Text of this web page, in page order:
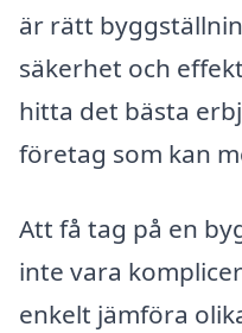
är rätt
säkerhet och
hitta det bästa
företag som kan
Att få tag på en
inte vara
enkelt jämföra